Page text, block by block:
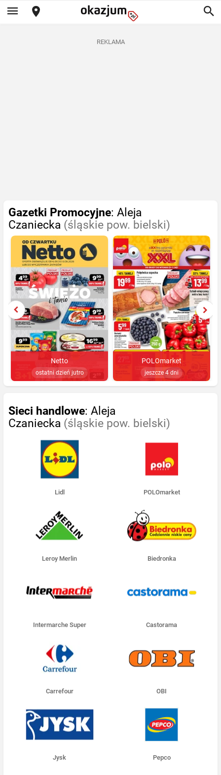
REKLAMA
Gazetki Promocyjne: Aleja
Czaniecka (śląskie pow. bielski)
Netto
ostatni dzień jutro
POLOmarket
jeszcze 4 dni
Sieci handlowe: Aleja
Czaniecka (śląskie pow. bielski)
Lidl POLOmarket
Leroy Merlin Biedronka
Intermarche Super Castorama
Carrefour OBI
Jysk Pepco